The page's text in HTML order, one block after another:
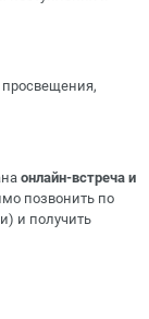
онлайн-встреча и
позвонить по
и получить